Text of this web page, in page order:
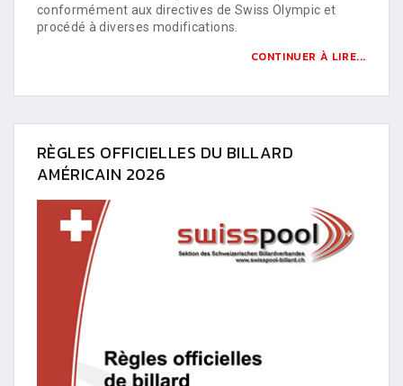
conformément aux directives de Swiss Olympic et
procédé à diverses modifications.
CONTINUER À LIRE...
RÈGLES OFFICIELLES DU BILLARD
AMÉRICAIN 2026